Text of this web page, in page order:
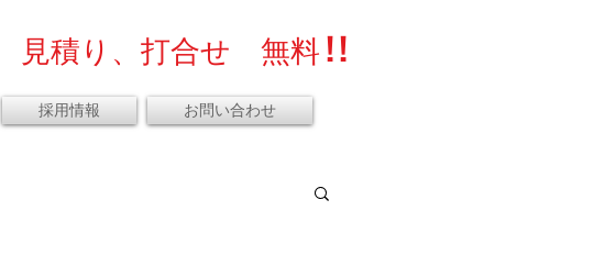
見積り、打合せ 無料 ! !
採用情報 お問い合わせ